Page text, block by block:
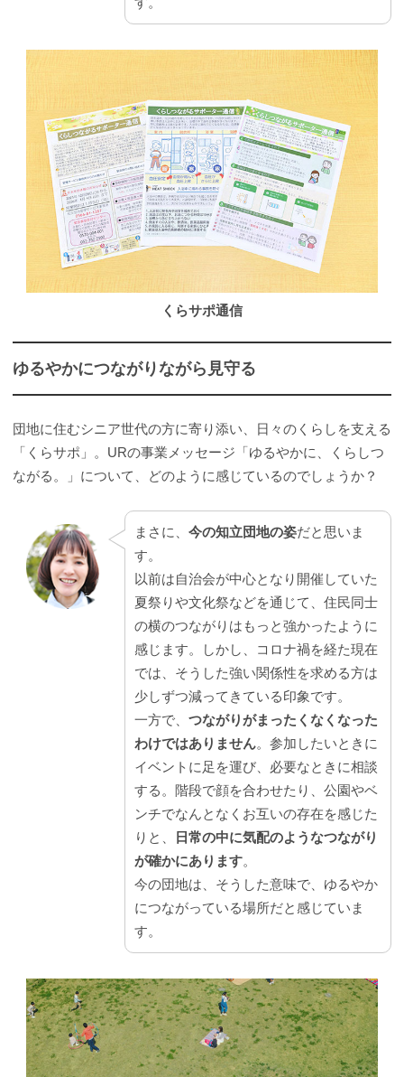
くらサポ通信
ゆるやかにつながりながら見守る
団地に住むシニア世代の方に寄り添い、日々のくらしを支える
「くらサポ」。URの事業メッセージ「ゆるやかに、くらしつ
ながる。」について、どのように感じているのでしょうか？
まさに、 今の知立団地の姿だと思いま
す。
以前は自治会が中心となり開催していた
夏祭りや文化祭などを通じて、住民同士
の横のつながりはもっと強かったように
感じます。しかし、コロナ禍を経た現在
では、そうした強い関係性を求める方は
少しずつ減ってきている印象です。
一方で、 つながりがまったくなくなった
わけではありません。参加したいときに
イベントに足を運び、必要なときに相談
する。階段で顔を合わせたり、公園やベ
ンチでなんとなくお互いの存在を感じた
りと、
日常の中に気配のようなつながり
が確かにあります。
今の団地は、そうした意味で、ゆるやか
につながっている場所だと感じていま
す。